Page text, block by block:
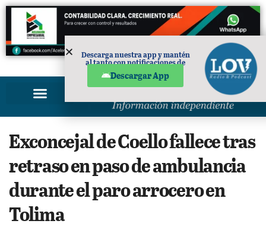
PUBLICIDAD
Exconcejal de Coello fallece tras
retraso en paso de ambulancia
durante el paro arrocero en
Tolima
Descarga nuestra app y mantén
al tanto con notificaciones de
Descargar App